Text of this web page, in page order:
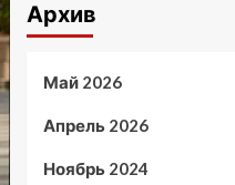
Архив
Май 2026
Апрель 2026
Ноябрь 2024